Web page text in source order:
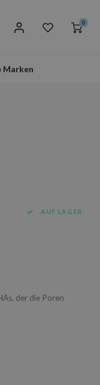
0
Marken
AUF LAGER
der die Poren